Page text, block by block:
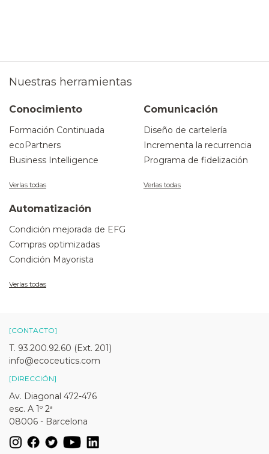
Nuestras herramientas
Conocimiento
Formación Continuada
ecoPartners
Business Intelligence
Verlas todas
Comunicación
Diseño de cartelería
Incrementa la recurrencia
Programa de fidelización
Verlas todas
Automatización
Condición mejorada de EFG
Compras optimizadas
Condición Mayorista
Verlas todas
[CONTACTO]
T. 93.200.92.60 (Ext. 201)
info@ecoceutics.com
[DIRECCIÓN]
Av. Diagonal 472-476
esc. A 1º 2ª
08006 - Barcelona